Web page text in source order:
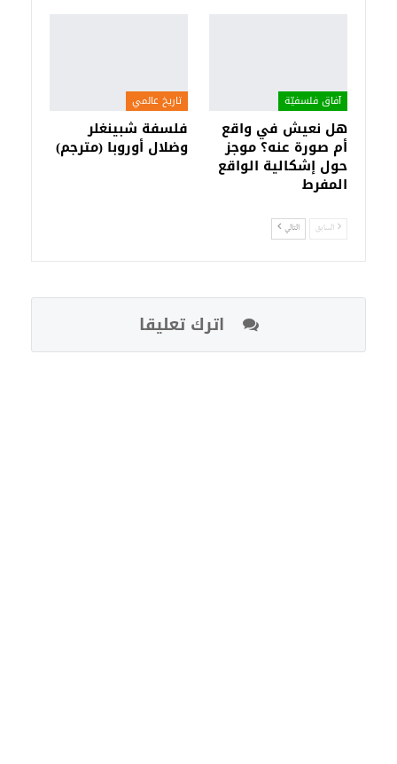
آفاق فلسفيّة‎
هل نعيش في واقع
أم صورة عنه؟ موجز
حول إشكالية الواقع
المفرط
تاريخ عالمي
فلسفة شبينغلر
وضلال أوروبا (مترجم)
السابق التالي
اترك تعليقا